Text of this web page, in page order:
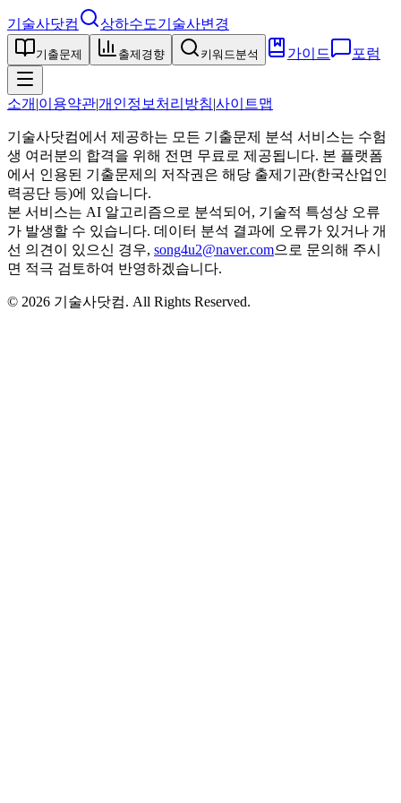
기술사닷컴 상하수도기술사변경
기출문제 출제경향 키워드분석 가이드 포럼
소개 |이용약관|개인정보처리방침|사이트맵
기술사닷컴에서 제공하는 모든 기출문제 분석 서비스는 수험
생 여러분의 합격을 위해 전면 무료로 제공됩니다. 본 플랫폼
에서 인용된 기출문제의 저작권은 해당 출제기관(한국산업인
력공단 등)에 있습니다.
본 서비스는 AI 알고리즘으로 분석되어, 기술적 특성상 오류
가 발생할 수 있습니다. 데이터 분석 결과에 오류가 있거나 개
선 의견이 있으신 경우, song4u2@naver.com으로 문의해 주시
면 적극 검토하여 반영하겠습니다.
© 2026 기술사닷컴. All Rights Reserved.